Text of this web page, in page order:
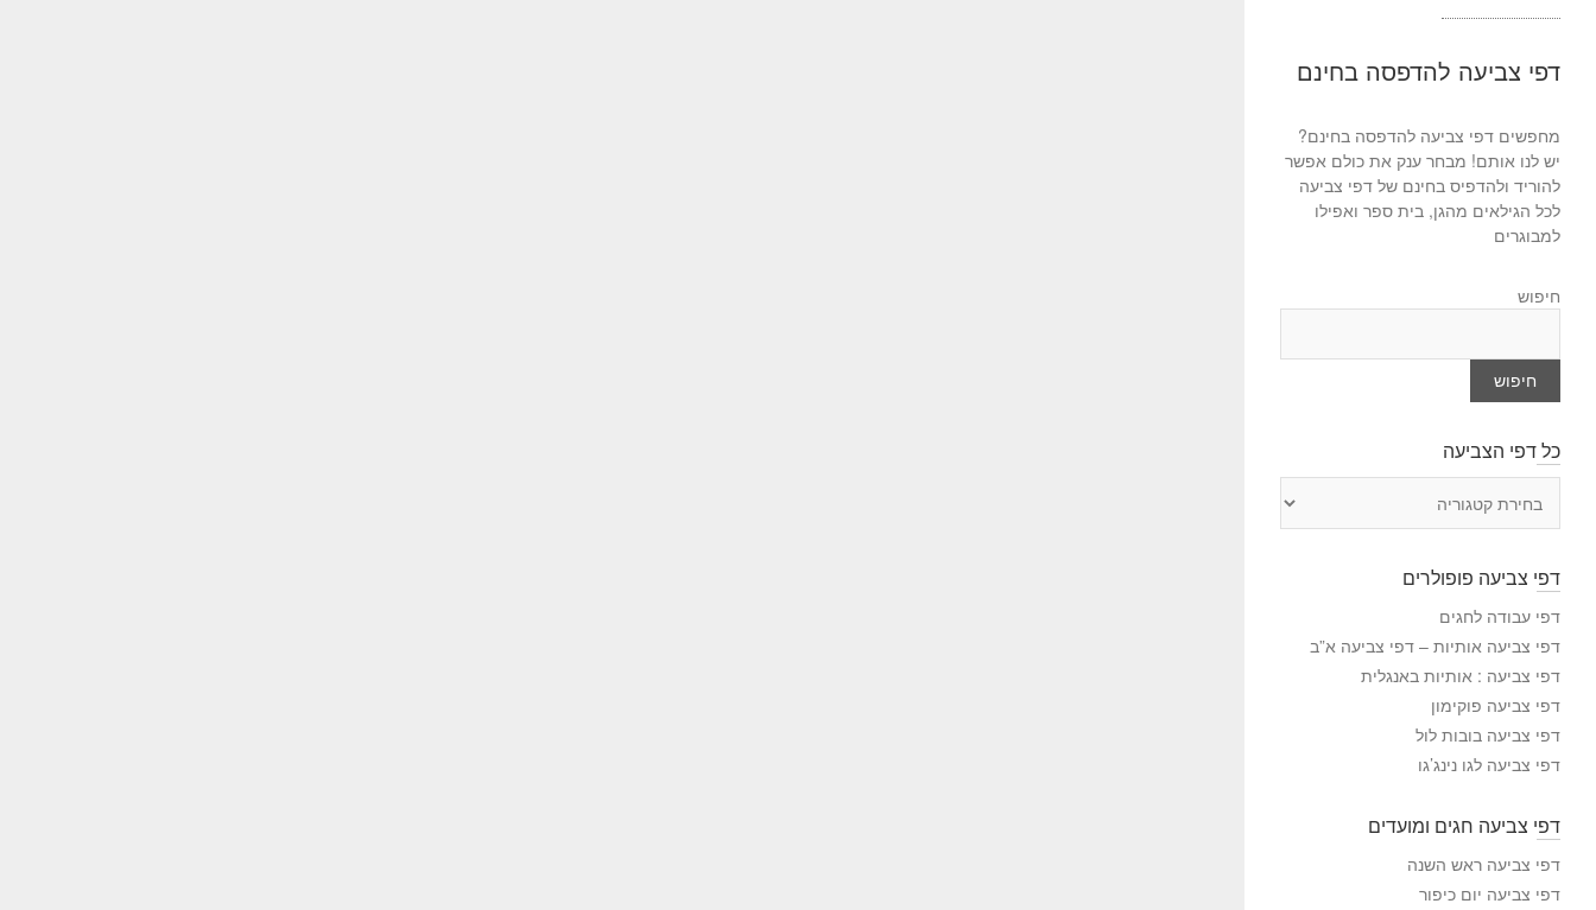
דפי צביעה להדפסה בחינם
מחפשים דפי צביעה להדפסה בחינם?
יש לנו אותם! מבחר ענק את כולם אפשר
להוריד ולהדפיס בחינם של דפי צביעה
לכל הגילאים מהגן, בית ספר ואפילו
למבוגרים
חיפוש
חיפוש
כל דפי הצביעה
י
ה
צ
י
ע
ה
דפי צביעה פופולרים
דפי עבודה לחגים
דפי צביעה אותיות – דפי צביעה א”ב
דפי צביעה : אותיות באנגלית
דפי צביעה פוקימון
דפי צביעה בובות לול
דפי צביעה לגו נינג’גו
דפי צביעה חגים ומועדים
דפי צביעה ראש השנה
דפי צביעה יום כיפור